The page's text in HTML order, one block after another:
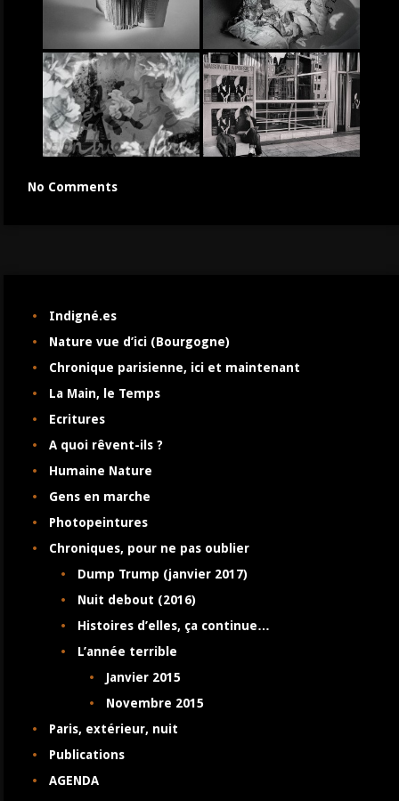
No Comments
Indigné.es
Nature vue d’ici (Bourgogne)
Chronique parisienne, ici et maintenant
La Main, le Temps
Ecritures
A quoi rêvent-ils ?
Humaine Nature
Gens en marche
Photopeintures
Chroniques, pour ne pas oublier
Dump Trump (janvier 2017)
Nuit debout (2016)
Histoires d’elles, ça continue…
L’année terrible
Janvier 2015
Novembre 2015
Paris, extérieur, nuit
Publications
AGENDA